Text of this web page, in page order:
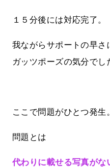
１５分後には対応完了。
我ながらサポートの早さ
ガッツポーズの気分でし
ここで問題がひとつ発生。
問題とは
代わりに載せる写真が